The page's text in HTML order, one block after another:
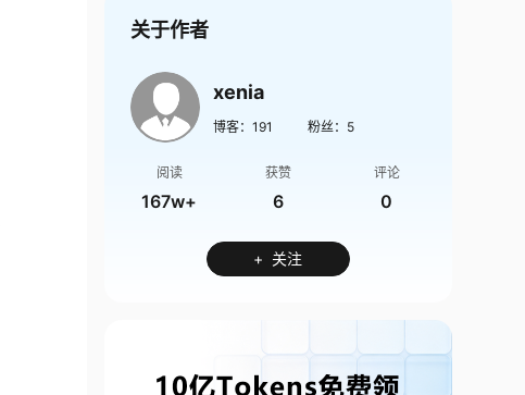
关于作者
xenia
博客： 191 粉丝： 5
阅读
167w+
获赞
6
评论
0
+ 关注